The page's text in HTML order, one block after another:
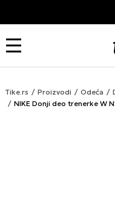
Tike.rs Proizvodi Odeća
NIKE Donji deo trenerke W